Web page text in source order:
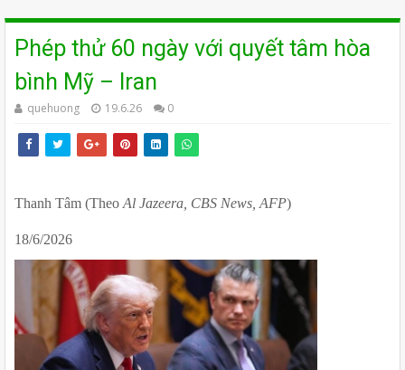
Phép thử 60 ngày với quyết tâm hòa
bình Mỹ – Iran
quehuong 19.6.26 0
Thanh Tâm (Theo Al Jazeera, CBS News, AFP)
18/6/2026